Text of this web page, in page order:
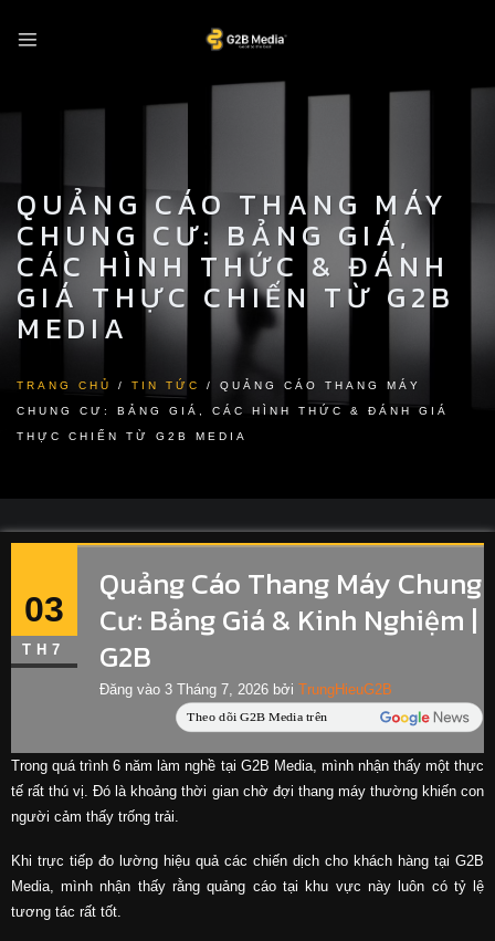
QUẢNG CÁO THANG MÁY
CHUNG CƯ: BẢNG GIÁ,
CÁC HÌNH THỨC & ĐÁNH
GIÁ THỰC CHIẾN TỪ G2B
MEDIA
TRANG CHỦ / TIN TỨC / QUẢNG CÁO THANG MÁY
CHUNG CƯ: BẢNG GIÁ, CÁC HÌNH THỨC & ĐÁNH GIÁ
THỰC CHIẾN TỪ G2B MEDIA
03
TH7
Quảng Cáo Thang Máy Chung
Cư: Bảng Giá & Kinh Nghiệm |
G2B
Đăng vào 3 Tháng 7, 2026bởi TrungHieuG2B
Trong quá trình 6 năm làm nghề tại G2B Media, mình nhận thấy một thực
tế rất thú vị. Đó là khoảng thời gian chờ đợi thang máy thường khiến con
người cảm thấy trống trải.
Khi trực tiếp đo lường hiệu quả các chiến dịch cho khách hàng tại G2B
Media, mình nhận thấy rằng quảng cáo tại khu vực này luôn có tỷ lệ
tương tác rất tốt.